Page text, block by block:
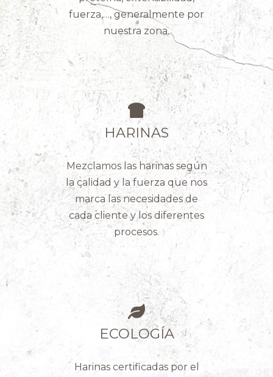
fuerza,…, generalmente por
nuestra zona.
HARINAS
Mezclamos las harinas según
la calidad y la fuerza que nos
marca las necesidades de
cada cliente y los diferentes
procesos.
ECOLOGÍA
Harinas certificadas por el